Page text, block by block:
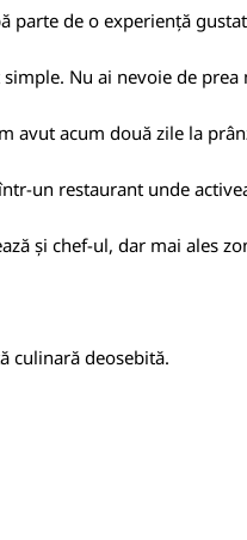
parte de o experiență
Nu ai nevoie de
avut acum două zile la
un restaurant unde
și chef-ul, dar mai ales
culinară deosebită.